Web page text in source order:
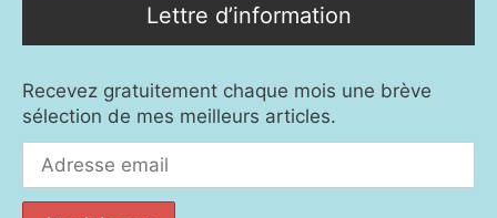
Lettre d’information
Recevez gratuitement chaque mois une brève
sélection de mes meilleurs articles.